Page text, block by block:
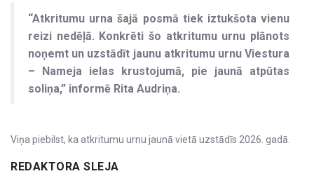
“Atkritumu urna šajā posmā tiek iztukšota vienu
reizi nedēļā. Konkrēti šo atkritumu urnu plānots
noņemt un uzstādīt jaunu atkritumu urnu Viestura
– Nameja ielas krustojumā, pie jaunā atpūtas
soliņa,” informē Rita Audriņa.
Viņa piebilst, ka atkritumu urnu jaunā vietā uzstādīs 2026. gadā.
REDAKTORA SLEJA